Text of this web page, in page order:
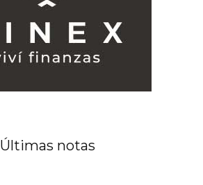
Últimas notas